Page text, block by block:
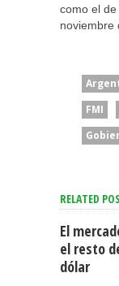
como el
noviembre
FMI
RELATED
El
el resto
dólar